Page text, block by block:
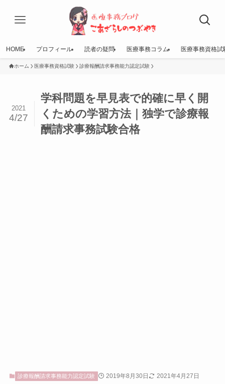
HOME プロフィール 読者の疑問 医療事務コラム 医療事務資格試
ホーム 医療事務資格試験 診療報酬請求事務能力認定試験
学科問題を早見表で的確に早く開
くための学習方法｜独学で診療報
酬請求事務試験合格
2021
4/27
診療報酬請求事務能力認定試験 2019年8月30日 2021年4月27日